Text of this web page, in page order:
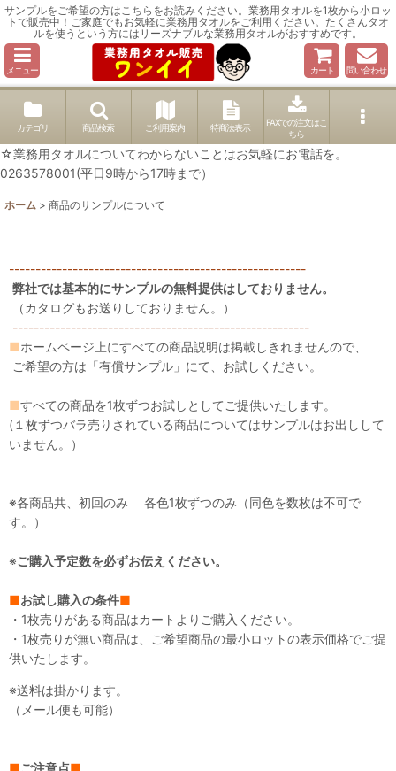
サンプルをご希望の方はこちらをお読みください。業務用タオルを1枚から小ロッ
トで販売中！ご家庭でもお気軽に業務用タオルをご利用ください。たくさんタオ
ルを使うという方にはリーズナブルな業務用タオルがおすすめです。
メニュー カート 問い合わせ
カテゴリ 商品検索 ご利用案内 特商法表示
FAXでの注文はこ
ちら
☆業務用タオルについてわからないことはお気軽にお電話を。
0263578001(平日9時から17時まで）
ホーム > 商品のサンプルについて
--------------------------------------------------------
弊社では基本的にサンプルの無料提供はしておりません。
（カタログもお送りしておりません。）
--------------------------------------------------------
■ホームページ上にすべての商品説明は掲載しきれませんので、
ご希望の方は「有償サンプル」にて、お試しください。
■すべての商品を1枚ずつお試しとしてご提供いたします。
(１枚ずつバラ売りされている商品についてはサンプルはお出しして
いません。）
※各商品共、初回のみ 各色1枚ずつのみ（同色を数枚は不可で
す。）
※ご購入予定数を必ずお伝えください。
■お試し購入の条件■
・1枚売りがある商品はカートよりご購入ください。
・1枚売りが無い商品は、ご希望商品の最小ロットの表示価格でご提
供いたします。
※送料は掛かります。
（メール便も可能）
■ご注意点■